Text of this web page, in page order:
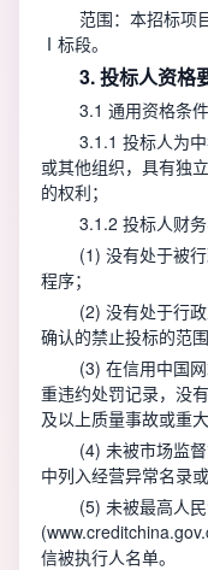
范围：本招标项
Ⅰ标段。
3. 投标人资格
3.1 通用资格条件
3.1.1 投标人为
或其他组织，具有独
的权利；
3.1.2 投标人财
(1) 没有处于被
程序；
(2) 没有处于行
确认的禁止投标的范
(3) 在信用中国
重违约处罚记录，没
及以上质量事故或重
(4) 未被市场监
中列入经营异常名录
(5) 未被最高人
信被执行人名单。